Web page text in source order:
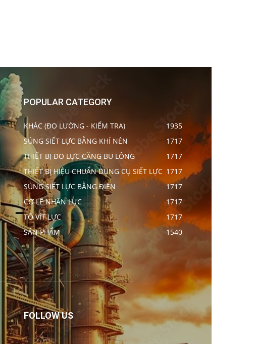
POPULAR CATEGORY
KHÁC (ĐO LƯỜNG - KIỂM TRA)
1935
SÚNG SIẾT LỰC BẰNG KHÍ NÉN
1717
THIẾT BỊ ĐO LỰC CĂNG BU LÔNG
1717
THIẾT BỊ HIỆU CHUẨN DỤNG CỤ SIẾT LỰC 1717
SÚNG SIẾT LỰC BẰNG ĐIỆN
1717
CỜ LÊ NHÂN LỰC
1717
TÔ VÍT LỰC
1717
SẢN PHẨM
1540
FOLLOW US